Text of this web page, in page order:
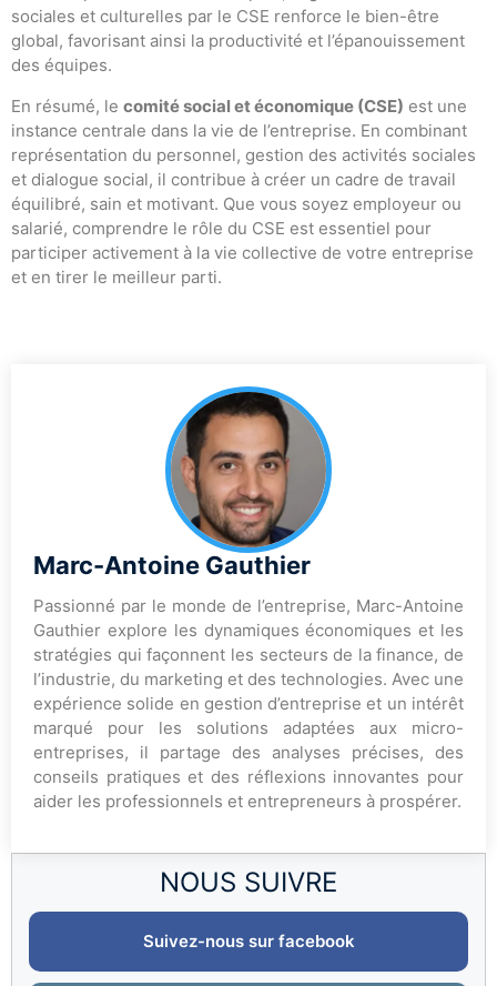
NOUS SUIVRE
Suivez-nous sur facebook
sociales et culturelles par le CSE renforce le bien-être
global, favorisant ainsi la productivité et l’épanouissement
des équipes.
En résumé, le comité social et économique (CSE) est une
instance centrale dans la vie de l’entreprise. En combinant
représentation du personnel, gestion des activités sociales
et dialogue social, il contribue à créer un cadre de travail
équilibré, sain et motivant. Que vous soyez employeur ou
salarié, comprendre le rôle du CSE est essentiel pour
participer activement à la vie collective de votre entreprise
et en tirer le meilleur parti.
Marc-Antoine Gauthier
Passionné par le monde de l’entreprise, Marc-Antoine
Gauthier explore les dynamiques économiques et les
stratégies qui façonnent les secteurs de la finance, de
l’industrie, du marketing et des technologies. Avec une
expérience solide en gestion d’entreprise et un intérêt
marqué pour les solutions adaptées aux micro-
entreprises, il partage des analyses précises, des
conseils pratiques et des réflexions innovantes pour
aider les professionnels et entrepreneurs à prospérer.